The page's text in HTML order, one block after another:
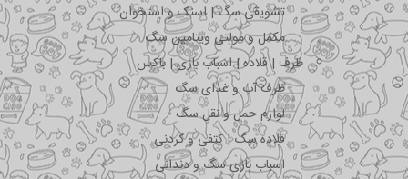
تشویقی سگ | اسنک و استخوان
مکمل و مولتی ویتامین سگ
ظرف | قلاده | اسباب بازی | باکس
ظرف آب و غذای سگ
لوازم حمل و نقل سگ
قلاده سگ | کتفی و گردنی
اسباب بازی سگ و دندانی